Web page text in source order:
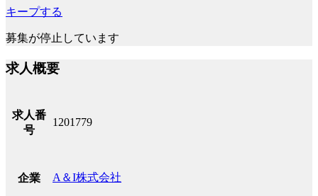
キープする
募集が停止しています
求人概要
求人番
号
1201779
企業 A＆I株式会社